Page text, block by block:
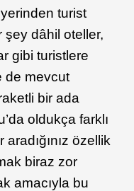
turist
şey dâhil oteller,
gibi turistlere
de mevcut
bir ada
oldukça farklı
özellik
biraz zor
amacıyla bu